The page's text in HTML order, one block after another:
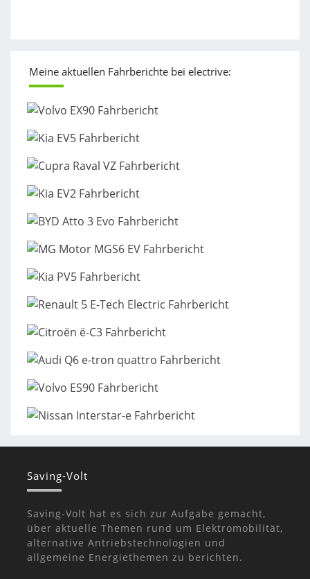
Meine aktuellen Fahrberichte bei electrive:
Saving-Volt
Saving-Volt hat es sich zur Aufgabe gemacht,
über aktuelle Themen rund um Elektromobilität,
alternative Antriebstechnologien und
allgemeine Energiethemen zu berichten.